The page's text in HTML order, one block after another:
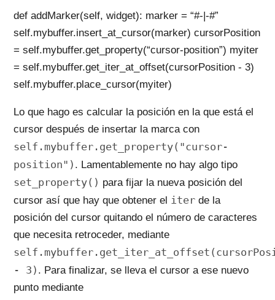
def addMarker(self, widget): marker = “#-|-#”
self.mybuffer.insert_at_cursor(marker) cursorPosition
= self.mybuffer.get_property(“cursor-position”) myiter
= self.mybuffer.get_iter_at_offset(cursorPosition - 3)
self.mybuffer.place_cursor(myiter)
Lo que hago es calcular la posición en la que está el
cursor después de insertar la marca con
self.mybuffer.get_property("cursor-
position") . Lamentablemente no hay algo tipo
set_property() para fijar la nueva posición del
cursor así que hay que obtener el iter de la
posición del cursor quitando el número de caracteres
que necesita retroceder, mediante
- 3) . Para finalizar, se lleva el cursor a ese nuevo
punto mediante